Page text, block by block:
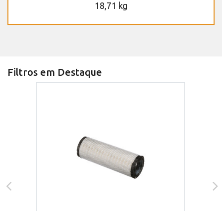
18,71 kg
Filtros em Destaque